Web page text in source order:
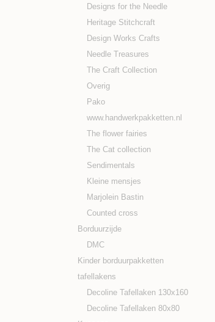
Designs for the Needle
Heritage Stitchcraft
Design Works Crafts
Needle Treasures
The Craft Collection
Overig
Pako
www.handwerkpakketten.nl
The flower fairies
The Cat collection
Sendimentals
Kleine mensjes
Marjolein Bastin
Counted cross
Borduurzijde
DMC
Kinder borduurpakketten
tafellakens
Decoline Tafellaken 130x160
Decoline Tafellaken 80x80